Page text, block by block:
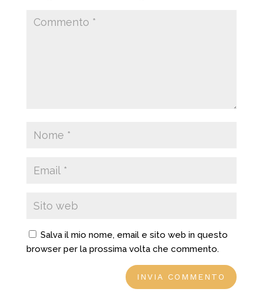
Salva il mio nome, email e sito web in questo
browser per la prossima volta che commento.